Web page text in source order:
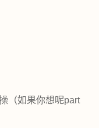
（如果你想呢part